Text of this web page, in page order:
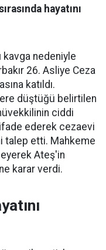
hayatını
kavga nedeniyle
26. Asliye Ceza
katıldı.
düştüğü belirtilen
ciddi
ifade ederek cezaevi
talep etti. Mahkeme
Ateş'in
karar verdi.